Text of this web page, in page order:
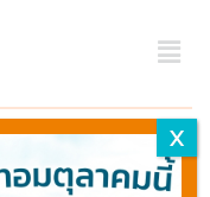
X